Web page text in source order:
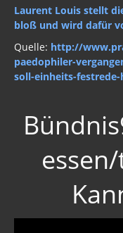
Laurent Louis stellt
bloß und wird dafür
Quelle: http://
paedophiler-
soll-einheits-